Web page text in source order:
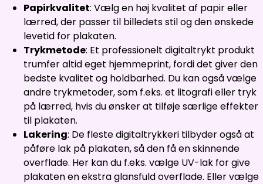
Papirkvalitet: Vælg en høj kvalitet af papir eller
lærred, der passer til billedets stil og den ønskede
levetid for plakaten.
Trykmetode: Et professionelt digitaltrykt produkt
trumfer altid eget hjemmeprint, fordi det giver den
bedste kvalitet og holdbarhed. Du kan også vælge
andre trykmetoder, som f.eks. et litografi eller tryk
på lærred, hvis du ønsker at tilføje særlige effekter
til plakaten.
Lakering: De fleste digitaltrykkeri tilbyder også at
påføre lak på plakaten, så den få en skinnende
overflade. Her kan du f.eks. vælge UV-lak for give
plakaten en ekstra glansfuld overflade. Eller vælge